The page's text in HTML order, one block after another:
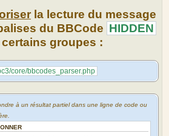
la lecture du message
du BBCode HIDDEN
certains groupes :
core/bbcodes_parser.php
à un résultat partiel dans une ligne de code ou